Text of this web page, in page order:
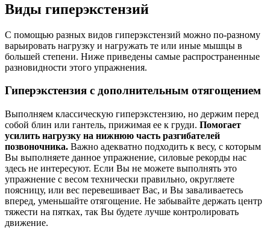
Виды гиперэкстензий
С помощью разных видов гиперэкстензий можно по-разному
варьировать нагрузку и нагружать те или иные мышцы в
большей степени. Ниже приведены самые распространенные
разновидности этого упражнения.
Гиперэкстензия с дополнительным отягощением
Выполняем классическую гиперэкстензию, но держим перед
собой блин или гантель, прижимая ее к груди. Помогает
усилить нагрузку на нижнюю часть разгибателей
позвоночника. Важно адекватно подходить к весу, с которым
Вы выполняете данное упражнение, силовые рекорды нас
здесь не интересуют. Если Вы не можете выполнять это
упражнение с весом технически правильно, округляете
поясницу, или вес перевешивает Вас, и Вы заваливаетесь
вперед, уменьшайте отягощение. Не забывайте держать центр
тяжести на пятках, так Вы будете лучше контролировать
движение.